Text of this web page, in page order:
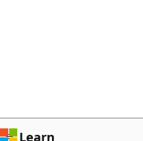
로
건
색
으Learn